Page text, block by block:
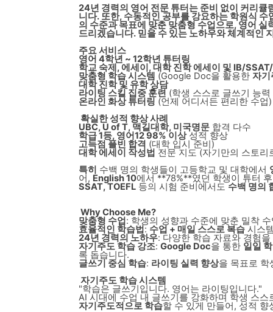
24년 경력의 영어 전문 튜터는 준비 없이 커리
니다. 또한, 수동적인 공부를 강요하는 학원식
의 수준과 목표에 맞춘 맞춤형 수업으로, 영어
드리겠습니다. 믿을 수 있는 노하우와 체계적인
주요 서비스
영어 4학년 ~ 12학년 튜터링
학교 숙제, 에세이, 대학 진학 에세이 및 IB/
맞춤형 학습 시스템 (Google Doc을 활용한 자기
대학 진학 및 유학 상담
라이팅 스킬 집중 훈련(학생 스스로 글쓰기 능력
온라인 화상 튜터링 (언제 어디서든 편리한 수업)
확실한 성적 향상 사례
UBC, U of T, 맥길대학, 미국명문 합격 다수
학급 1등, 영어12 98% 이상성적 향상
고득점 플빈 합격 (대학 입시 준비)
대학 에세이 작성법 전문 지도 (자기만의 스토리
특히 수백 명의 학생들이 고등학교 및 대학에서
어, English 10에서 **78%**였던 학생이 튜터
SSAT, TOEFL 등의 시험 준비에서도수백 명의
Why Choose Me?
맞춤형 수업: 학생의 성향과 수준에 맞춘 밀착
효율적인 학습법: 수업 + 매일 스스로 복습 시스
24년 경력의 노하우: 다양한 학습 자료와 경험
자기주도 학습 강조: Google Doc을 통한 일일
록 돕습니다.
글쓰기 중심 학습: 라이팅 실력 향상을 목표로
자기주도 학습 시스템
"학습은 글쓰기입니다. 영어는 라이팅입니다."
AI 시대에 수업 내 글쓰기를 강화하며 학생 스스
자기주도적으로 학습할 수 있게 만들어, 성적